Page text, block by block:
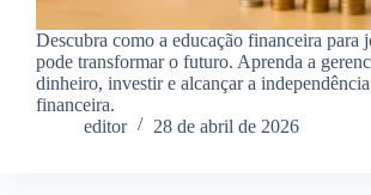
Descubra como a educação financeira para
pode transformar o futuro. Aprenda a
dinheiro, investir e alcançar a independência
financeira.
editor
28 de abril de 2026